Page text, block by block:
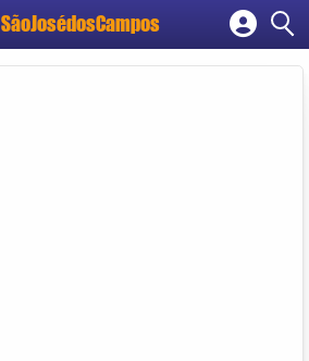
SãoJosédosCampos
Cadastrar empresa